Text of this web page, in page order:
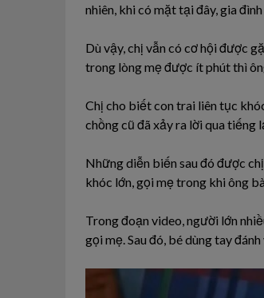
nhiên, khi có mặt tại đây, gia
Dù vậy, chị vẫn có cơ hội được
trong lòng mẹ được ít phút thì
Chị cho biết con trai liên tục
chồng cũ đã xảy ra lời qua tiếng
Những diễn biến sau đó được
khóc lớn, gọi mẹ trong khi ông
Trong đoạn video, người lớn
gọi mẹ. Sau đó, bé dùng tay đánh